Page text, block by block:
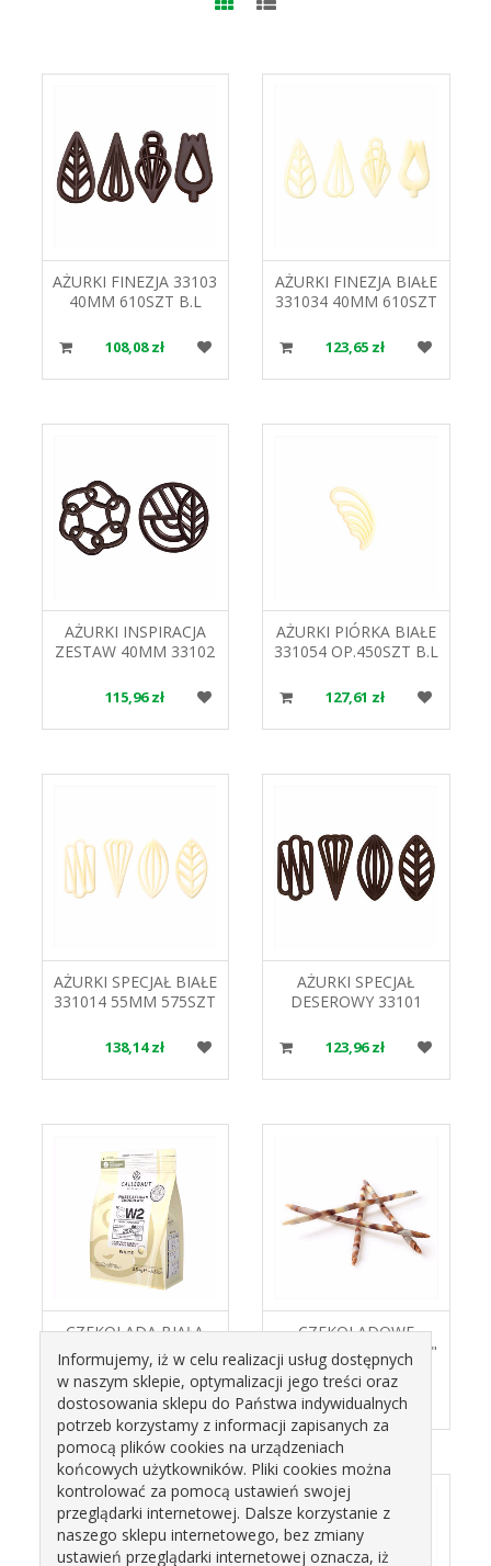
AŻURKI FINEZJA 33103
40MM 610SZT B.L
108,08 zł
AŻURKI FINEZJA BIAŁE
331034 40MM 610SZT
123,65 zł
AŻURKI INSPIRACJA
ZESTAW 40MM 33102
115,96 zł
AŻURKI PIÓRKA BIAŁE
331054 OP.450SZT B.L
127,61 zł
AŻURKI SPECJAŁ BIAŁE
331014 55MM 575SZT
138,14 zł
AŻURKI SPECJAŁ
DESEROWY 33101
123,96 zł
CZEKOLADA BIAŁA
CW2 2,5KG CALLEBAUT
258,68 zł
CZEKOLADOWE
OŁÓWKI " VAN GOGH"
MAXI 334562 110SZT
B.L
128,56 zł
Informujemy, iż w celu realizacji usług dostępnych
w naszym sklepie, optymalizacji jego treści oraz
dostosowania sklepu do Państwa indywidualnych
potrzeb korzystamy z informacji zapisanych za
pomocą plików cookies na urządzeniach
końcowych użytkowników. Pliki cookies można
kontrolować za pomocą ustawień swojej
przeglądarki internetowej. Dalsze korzystanie z
naszego sklepu internetowego, bez zmiany
ustawień przeglądarki internetowej oznacza, iż